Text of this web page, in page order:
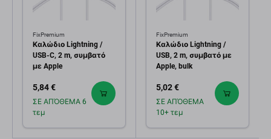
FixPremium
Καλώδιο Lightning /
USB-C, 2 m, συμβατό
με Apple
5,84 €
ΣΕ ΑΠΌΘΕΜΑ 6
τεμ
FixPremium
Καλώδιο Lightning /
USB, 2 m, συμβατό με
Apple, bulk
5,02 €
ΣΕ ΑΠΌΘΕΜΑ
10+ τεμ